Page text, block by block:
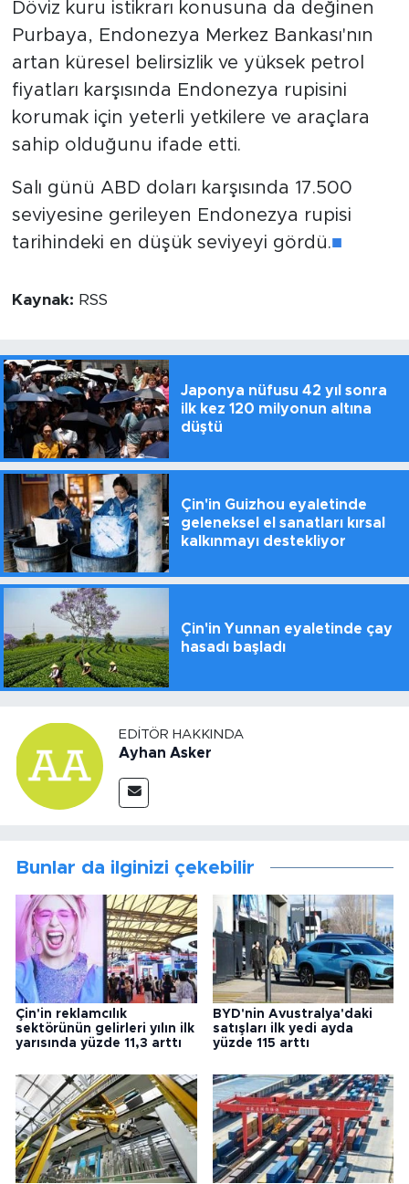
Döviz kuru istikrarı konusuna da değinen
Purbaya, Endonezya Merkez Bankası'nın
artan küresel belirsizlik ve yüksek petrol
fiyatları karşısında Endonezya rupisini
korumak için yeterli yetkilere ve araçlara
sahip olduğunu ifade etti.
Salı günü ABD doları karşısında 17.500
seviyesine gerileyen Endonezya rupisi
tarihindeki en düşük seviyeyi gördü.■
Kaynak: RSS
Japonya nüfusu 42 yıl sonra
ilk kez 120 milyonun altına
düştü
Çin'in Guizhou eyaletinde
geleneksel el sanatları kırsal
kalkınmayı destekliyor
Çin'in Yunnan eyaletinde çay
hasadı başladı
EDITÖR HAKKINDA
Ayhan Asker
Bunlar da ilginizi çekebilir
Çin'in reklamcılık
sektörünün gelirleri yılın ilk
yarısında yüzde 11,3 arttı
BYD'nin Avustralya'daki
satışları ilk yedi ayda
yüzde 115 arttı